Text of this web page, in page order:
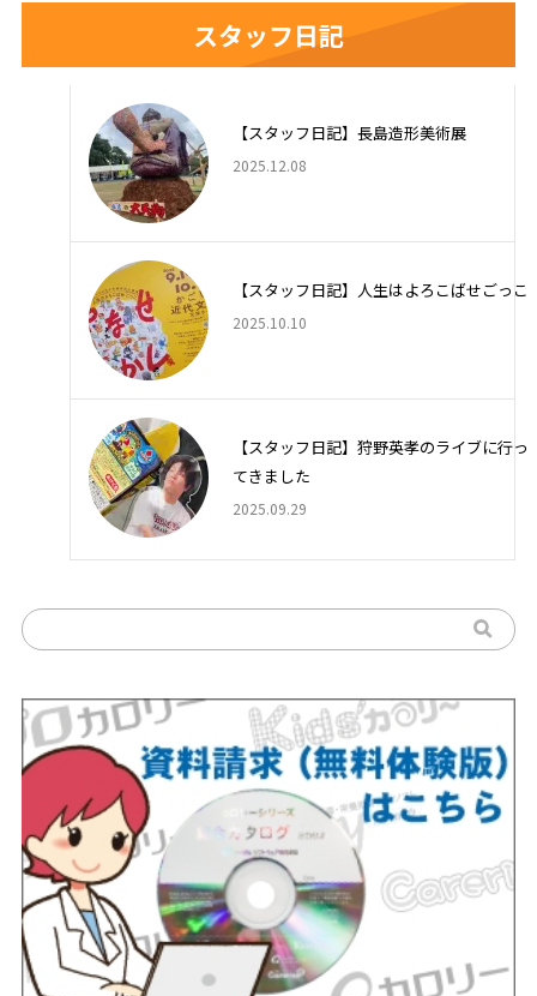
スタッフ日記
【スタッフ日記】長島造形美術展
2025.12.08
【スタッフ日記】人生はよろこばせごっこ
2025.10.10
【スタッフ日記】狩野英孝のライブに行っ
てきました
2025.09.29